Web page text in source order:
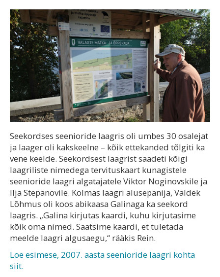
Seekordses seenioride laagris oli umbes 30 osalejat
ja laager oli kakskeelne – kõik ettekanded tõlgiti ka
vene keelde. Seekordsest laagrist saadeti kõigi
laagriliste nimedega tervituskaart kunagistele
seenioride laagri algatajatele Viktor Noginovskile ja
Ilja Stepanovile. Kolmas laagri alusepanija, Valdek
Lõhmus oli koos abikaasa Galinaga ka seekord
laagris. „Galina kirjutas kaardi, kuhu kirjutasime
kõik oma nimed. Saatsime kaardi, et tuletada
meelde laagri algusaegu,“ rääkis Rein.
Loe esimese, 2007. aasta seenioride laagri kohta
siit.